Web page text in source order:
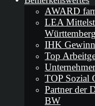
AWARD
LEA
Württemberg
IHK
Top
TOP Sozial
Partner der
BW